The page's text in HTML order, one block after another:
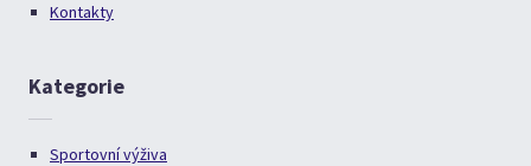
Kontakty
Kategorie
Sportovní výživa